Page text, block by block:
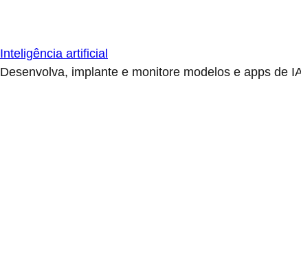
Inteligência artificial
Desenvolva, implante e monitore modelos e apps de